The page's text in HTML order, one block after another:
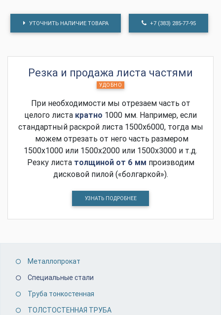
УТОЧНИТЬ НАЛИЧИЕ ТОВАРА +7 (383) 285-77-95
Резка и продажа листа частями
УДОБНО
При необходимости мы отрезаем часть от
целого листа кратно 1000 мм. Например, если
стандартный раскрой листа 1500х6000, тогда мы
можем отрезать от него часть размером
1500х1000 или 1500х2000 или 1500х3000 и т.д.
Резку листа толщиной от 6 мм производим
дисковой пилой («болгаркой»).
УЗНАТЬ ПОДРОБНЕЕ
Металлопрокат
Специальные стали
Труба тонкостенная
ТОЛСТОСТЕННАЯ ТРУБА